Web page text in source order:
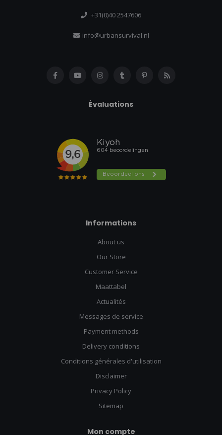
+31(0)40 2547606
info@urbansurvival.nl
Évaluations
Informations
About us
Our Store
Customer Service
Maattabel
Actualités
Messages de service
Payment methods
Delivery conditions
Conditions générales d'utilisation
Disclaimer
Privacy Policy
Sitemap
Mon compte